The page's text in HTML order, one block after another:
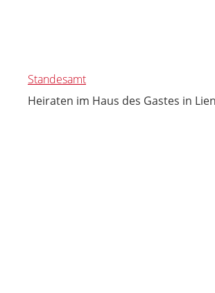
Standesamt
Heiraten im Haus des Gastes in